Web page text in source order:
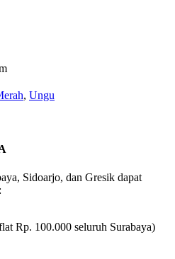
, Ungu
Sidoarjo, dan Gresik dapat
Rp. 100.000 seluruh Surabaya)